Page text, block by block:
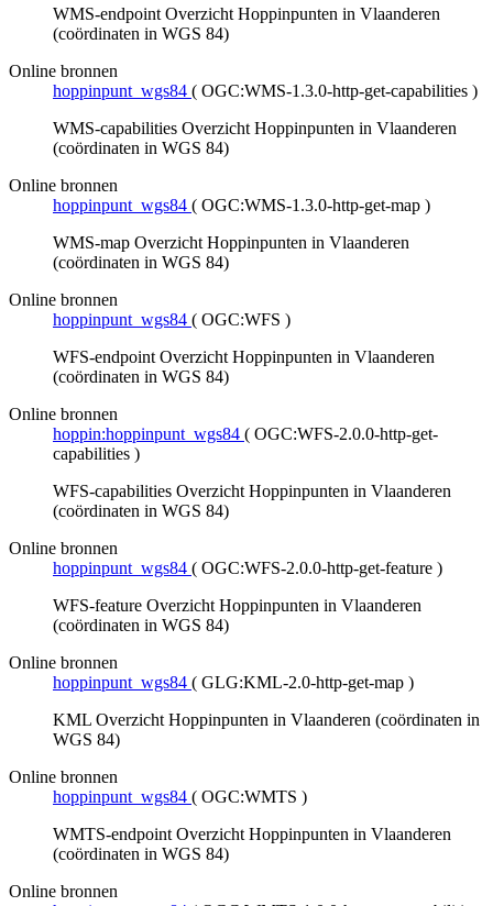
WMS-endpoint Overzicht Hoppinpunten in Vlaanderen
(coördinaten in WGS 84)
Online bronnen
hoppinpunt_wgs84 ( OGC:WMS-1.3.0-http-get-capabilities )
WMS-capabilities Overzicht Hoppinpunten in Vlaanderen
(coördinaten in WGS 84)
Online bronnen
hoppinpunt_wgs84 ( OGC:WMS-1.3.0-http-get-map )
WMS-map Overzicht Hoppinpunten in Vlaanderen
(coördinaten in WGS 84)
Online bronnen
hoppinpunt_wgs84 ( OGC:WFS )
WFS-endpoint Overzicht Hoppinpunten in Vlaanderen
(coördinaten in WGS 84)
Online bronnen
hoppin:hoppinpunt_wgs84 ( OGC:WFS-2.0.0-http-get-
capabilities )
WFS-capabilities Overzicht Hoppinpunten in Vlaanderen
(coördinaten in WGS 84)
Online bronnen
hoppinpunt_wgs84 ( OGC:WFS-2.0.0-http-get-feature )
WFS-feature Overzicht Hoppinpunten in Vlaanderen
(coördinaten in WGS 84)
Online bronnen
hoppinpunt_wgs84 ( GLG:KML-2.0-http-get-map )
KML Overzicht Hoppinpunten in Vlaanderen (coördinaten in
WGS 84)
Online bronnen
hoppinpunt_wgs84 ( OGC:WMTS )
WMTS-endpoint Overzicht Hoppinpunten in Vlaanderen
(coördinaten in WGS 84)
Online bronnen